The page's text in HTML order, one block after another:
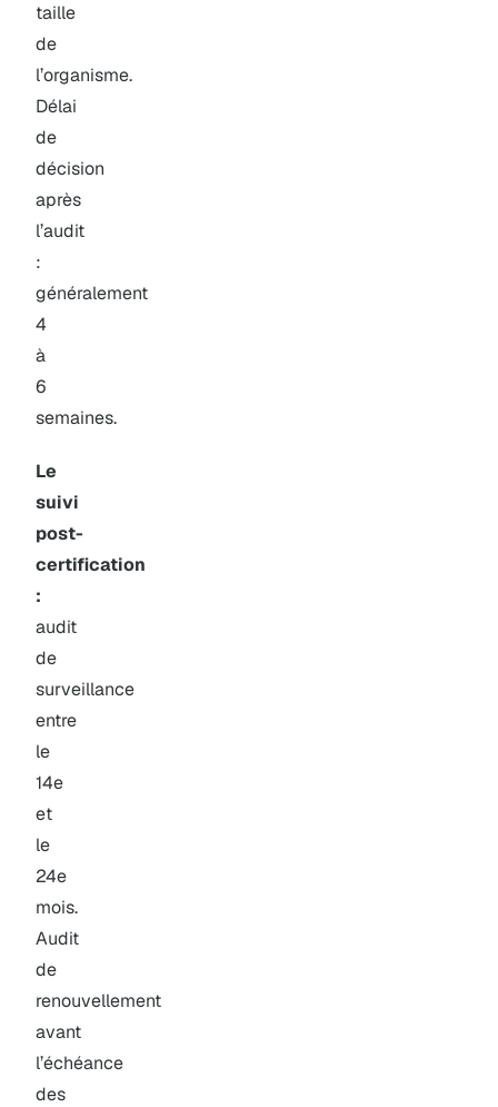
taille
de
l’organisme.
Délai
de
décision
après
l’audit
:
généralement
4
à
6
semaines.
Le
suivi
post-
certification
:
audit
de
surveillance
entre
le
14e
et
le
24e
mois.
Audit
de
renouvellement
avant
l’échéance
des